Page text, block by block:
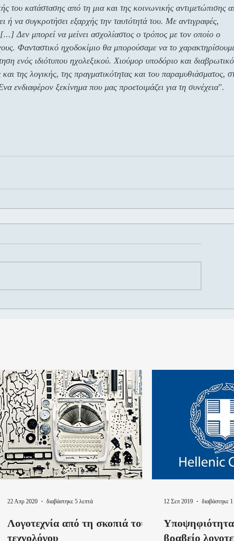
του κατάστασης από τη μια και της κοινωνικής αντιμετώπισης
ή να συγκροτήσει εξαρχής την ταυτότητά του. Με αντιγραφές,
Δεν μπορεί να μείνει ασχολίαστος ο τρόπος με τον οποίο ο
Φανταστικό ηχοδοκίμιο θα μπορούσαμε να το
ενός ιδιότυπου ηχολεξικού. Χιούμορ υποδόριο και διαβρωτικό
και της λογικής, της πραγματικότητας και του παραμυθιάσματος,
ενδιαφέρον ξεκίνημα που μας προετοιμάζει για τη συνέχεια".
Λογοτεχνία από τη σκοπιά του
τεχνολόγου
22 Απρ 2020 διαβάστηκε 5 λεπτά
Υποψηφιότητα
βραβείο
12 Σεπ 2019 διαβάστηκε